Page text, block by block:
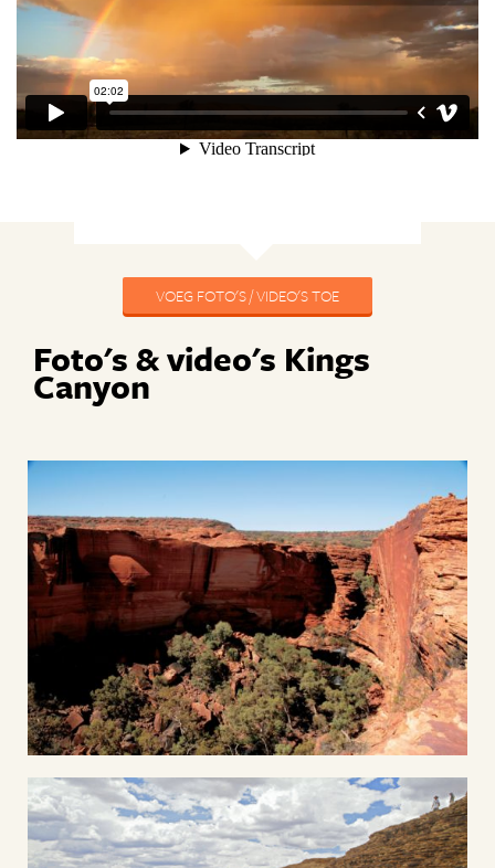
VOEG FOTO'S / VIDEO'S TOE
Foto's & video's Kings
Canyon